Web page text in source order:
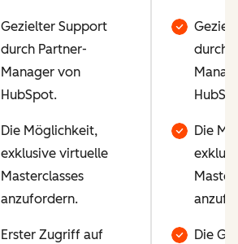
Gezielter Support
durch Partner-
Manager von
HubSpot.
Die Möglichkeit,
exklusive virtuelle
Masterclasses
anzufordern.
Erster Zugriff auf
durch
Die
Die